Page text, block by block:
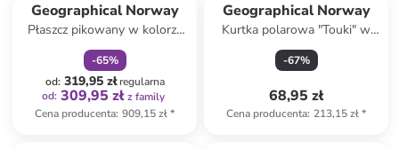
Geographical Norway
Płaszcz pikowany w kolorze
ciemnoszarym
-65%
od: 319,95 złregularna
od: 309,95 zł z family
Cena producenta: 909,15 zł*
Geographical Norway
Kurtka polarowa "Touki" w
kolorze khaki
-67%
68,95 zł
Cena producenta: 213,15 zł*